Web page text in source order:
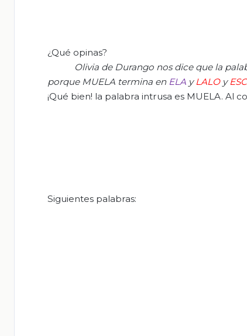
¿Qué opinas?
Olivia de Durango nos dice que la
porque MUELA termina en ELA y LALO y
¡Qué bien! la palabra intrusa es MUELA. Al
Siguientes palabras: